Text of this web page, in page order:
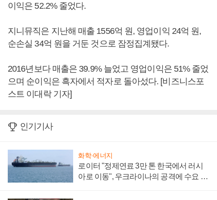
이익은 52.2% 줄었다.
지니뮤직은 지난해 매출 1556억 원, 영업이익 24억 원,
순손실 34억 원을 거둔 것으로 잠정집계됐다.
2016년보다 매출은 39.9% 늘었고 영업이익은 51% 줄었
으며 순이익은 흑자에서 적자로 돌아섰다. [비즈니스포
스트 이대락 기자]
인기기사
화학·에너지
로이터 "정제연료 3만 톤 한국에서 러시
아로 이동", 우크라이나의 공격에 수요 늘